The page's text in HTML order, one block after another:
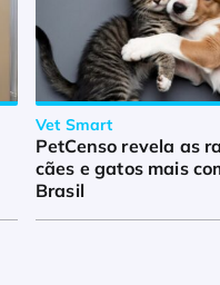
Vet Smart
PetCenso revela as
cães e gatos mais
Brasil